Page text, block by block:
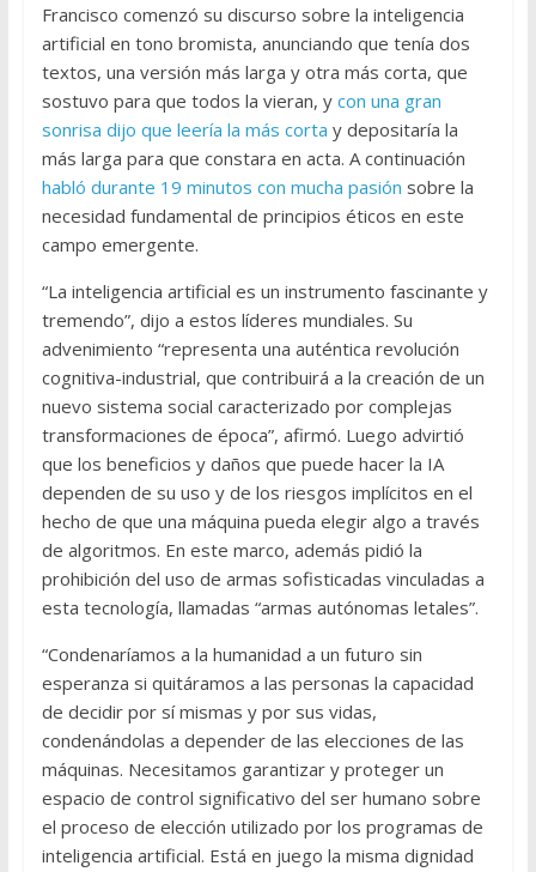
Francisco comenzó su discurso sobre la inteligencia
artificial en tono bromista, anunciando que tenía dos
textos, una versión más larga y otra más corta, que
sostuvo para que todos la vieran, y con una gran
sonrisa dijo que leería la más corta y depositaría la
más larga para que constara en acta. A continuación
habló durante 19 minutos con mucha pasión sobre la
necesidad fundamental de principios éticos en este
campo emergente.
“La inteligencia artificial es un instrumento fascinante y
tremendo”, dijo a estos líderes mundiales. Su
advenimiento “representa una auténtica revolución
cognitiva-industrial, que contribuirá a la creación de un
nuevo sistema social caracterizado por complejas
transformaciones de época”, afirmó. Luego advirtió
que los beneficios y daños que puede hacer la IA
dependen de su uso y de los riesgos implícitos en el
hecho de que una máquina pueda elegir algo a través
de algoritmos. En este marco, además pidió la
prohibición del uso de armas sofisticadas vinculadas a
esta tecnología, llamadas “armas autónomas letales”.
“Condenaríamos a la humanidad a un futuro sin
esperanza si quitáramos a las personas la capacidad
de decidir por sí mismas y por sus vidas,
condenándolas a depender de las elecciones de las
máquinas. Necesitamos garantizar y proteger un
espacio de control significativo del ser humano sobre
el proceso de elección utilizado por los programas de
inteligencia artificial. Está en juego la misma dignidad